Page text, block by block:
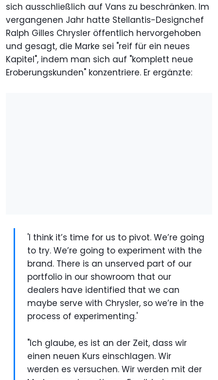
sich ausschließlich auf Vans zu beschränken. Im
vergangenen Jahr hatte Stellantis-Designchef
Ralph Gilles Chrysler öffentlich hervorgehoben
und gesagt, die Marke sei "reif für ein neues
Kapitel", indem man sich auf "komplett neue
Eroberungskunden" konzentriere. Er ergänzte:
'I think it’s time for us to pivot. We’re going
to try. We’re going to experiment with the
brand. There is an unserved part of our
portfolio in our showroom that our
dealers have identified that we can
maybe serve with Chrysler, so we’re in the
process of experimenting.'
"Ich glaube, es ist an der Zeit, dass wir
einen neuen Kurs einschlagen. Wir
werden es versuchen. Wir werden mit der